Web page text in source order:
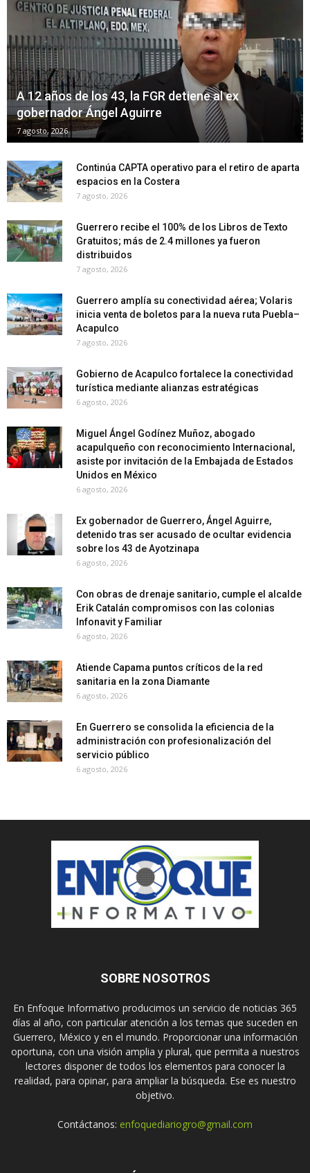
A 12 años de los 43, la FGR detiene al ex
gobernador Ángel Aguirre
7 agosto, 2026
Continúa CAPTA operativo para el retiro de aparta
espacios en la Costera
7 agosto, 2026
Guerrero recibe el 100% de los Libros de Texto
Gratuitos; más de 2.4 millones ya fueron
distribuidos
7 agosto, 2026
Guerrero amplía su conectividad aérea; Volaris
inicia venta de boletos para la nueva ruta Puebla–
Acapulco
7 agosto, 2026
Gobierno de Acapulco fortalece la conectividad
turística mediante alianzas estratégicas
6 agosto, 2026
Miguel Ángel Godínez Muñoz, abogado
acapulqueño con reconocimiento Internacional,
asiste por invitación de la Embajada de Estados
Unidos en México
6 agosto, 2026
Ex gobernador de Guerrero, Ángel Aguirre,
detenido tras ser acusado de ocultar evidencia
sobre los 43 de Ayotzinapa
6 agosto, 2026
Con obras de drenaje sanitario, cumple el alcalde
Erik Catalán compromisos con las colonias
Infonavit y Familiar
6 agosto, 2026
Atiende Capama puntos críticos de la red
sanitaria en la zona Diamante
6 agosto, 2026
En Guerrero se consolida la eficiencia de la
administración con profesionalización del
servicio público
6 agosto, 2026
SOBRE NOSOTROS
En Enfoque Informativo producimos un servicio de noticias 365
días al año, con particular atención a los temas que suceden en
Guerrero, México y en el mundo. Proporcionar una información
oportuna, con una visión amplia y plural, que permita a nuestros
lectores disponer de todos los elementos para conocer la
realidad, para opinar, para ampliar la búsqueda. Ese es nuestro
objetivo.
Contáctanos: enfoquediariogro@gmail.com